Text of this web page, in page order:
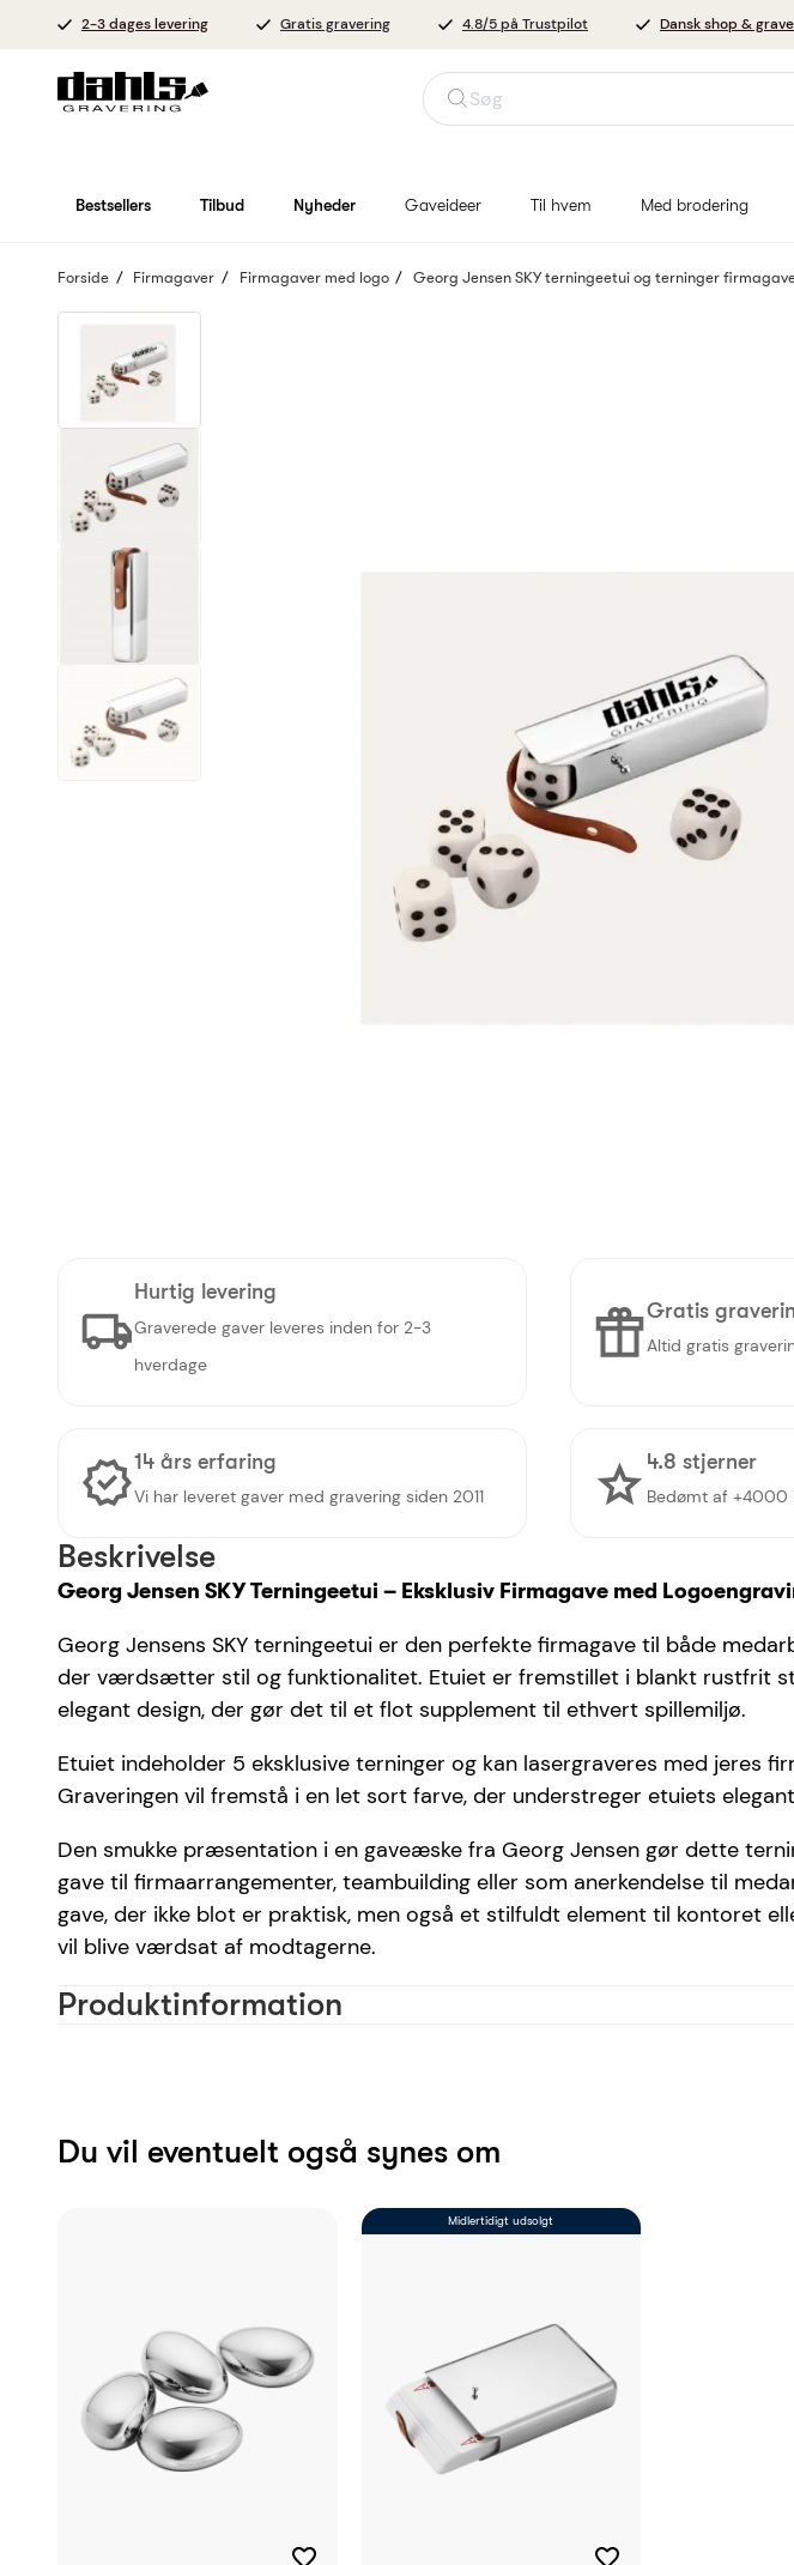
2-3 dages levering Gratis gravering 4.8/5 på Trustpilot Dansk shop &
Søg
Bestsellers Tilbud Nyheder Gaveideer Til hvem Med brodering
Forside Firmagaver Firmagaver med logo Georg Jensen SKY terningeetui og terninger
Hurtig levering
Graverede gaver leveres inden for 2-3
hverdage
Gratis
Altid gratis
14 års erfaring
Vi har leveret gaver med gravering siden 2011
4.8 stjerner
Bedømt af +4000
Beskrivelse
Georg Jensen SKY Terningeetui – Eksklusiv Firmagave med
Georg Jensens SKY terningeetui er den perfekte firmagave til både
der værdsætter stil og funktionalitet. Etuiet er fremstillet i blankt rustfrit
elegant design, der gør det til et flot supplement til ethvert spillemiljø.
Etuiet indeholder 5 eksklusive terninger og kan lasergraveres med jeres
Graveringen vil fremstå i en let sort farve, der understreger etuiets
Den smukke præsentation i en gaveæske fra Georg Jensen gør dette
gave til firmaarrangementer, teambuilding eller som anerkendelse til
gave, der ikke blot er praktisk, men også et stilfuldt element til kontoret
vil blive værdsat af modtagerne.
Produktinformation
Reference
Du vil eventuelt også synes om
Midlertidigt udsolgt